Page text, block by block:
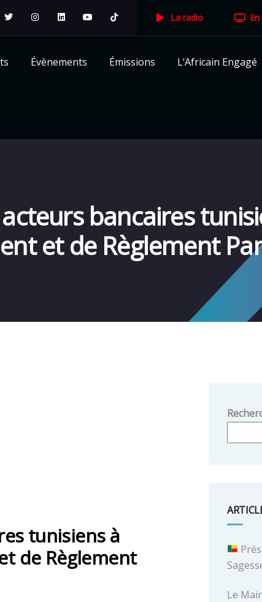
La radio
Évènements Émissions L’Africain Engagé
bancaires
et de Règlement
tunisiens à
de Règlement
Le